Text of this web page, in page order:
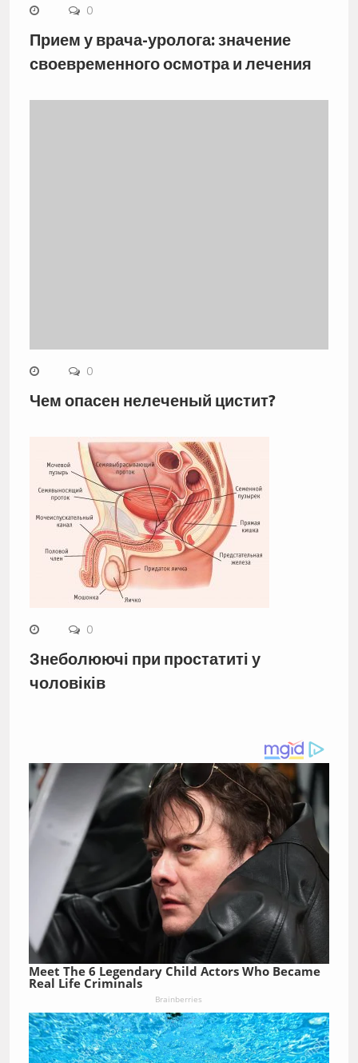
0
Прием у врача-уролога: значение
своевременного осмотра и лечения
0
Чем опасен нелеченый цистит?
0
Знеболюючі при простатиті у
чоловіків
Meet The 6 Legendary Child Actors Who Became
Real Life Criminals
Brainberries